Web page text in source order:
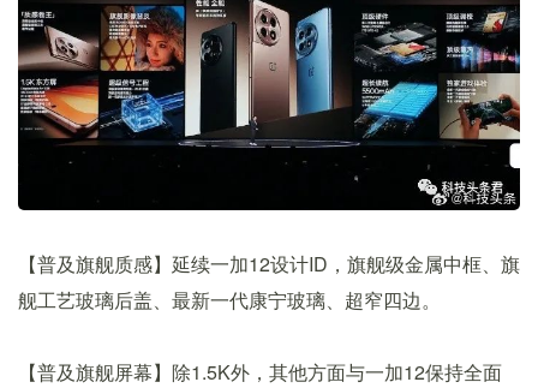
【普及旗舰质感】延续一加12设计ID，旗舰级金属中框、旗
舰工艺玻璃后盖、最新一代康宁玻璃、超窄四边。
【普及旗舰屏幕】除1.5K外，其他方面与一加12保持全面